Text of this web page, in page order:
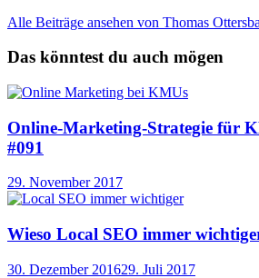
Alle Beiträge ansehen von Thomas
Das könntest du auch mögen
Online-Marketing-Strategie für
#091
29. November 2017
Wieso Local SEO immer
30. Dezember 201629. Juli 2017